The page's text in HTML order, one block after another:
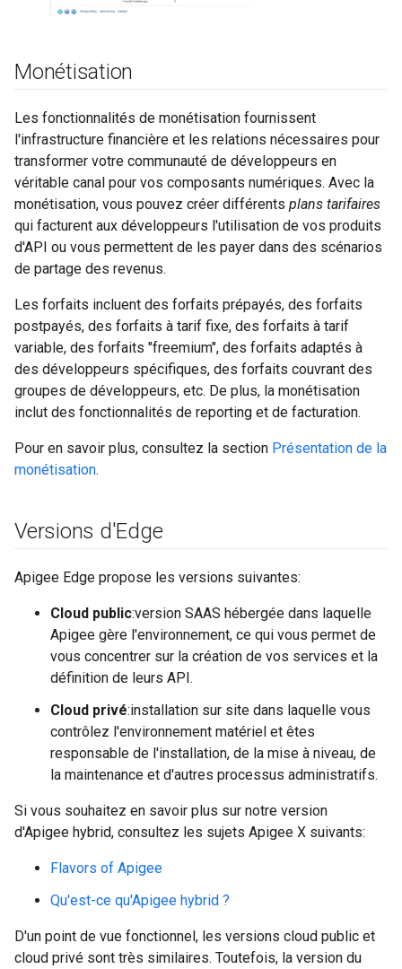
Monétisation
Les fonctionnalités de monétisation fournissent
l'infrastructure financière et les relations nécessaires pour
transformer votre communauté de développeurs en
véritable canal pour vos composants numériques. Avec la
monétisation, vous pouvez créer différents plans tarifaires
qui facturent aux développeurs l'utilisation de vos produits
d'API ou vous permettent de les payer dans des scénarios
de partage des revenus.
Les forfaits incluent des forfaits prépayés, des forfaits
postpayés, des forfaits à tarif fixe, des forfaits à tarif
variable, des forfaits "freemium", des forfaits adaptés à
des développeurs spécifiques, des forfaits couvrant des
groupes de développeurs, etc. De plus, la monétisation
inclut des fonctionnalités de reporting et de facturation.
Pour en savoir plus, consultez la section Présentation de la
monétisation.
Versions d'Edge
Apigee Edge propose les versions suivantes:
Cloud public:version SAAS hébergée dans laquelle
Apigee gère l'environnement, ce qui vous permet de
vous concentrer sur la création de vos services et la
définition de leurs API.
Cloud privé:installation sur site dans laquelle vous
contrôlez l'environnement matériel et êtes
responsable de l'installation, de la mise à niveau, de
la maintenance et d'autres processus administratifs.
Si vous souhaitez en savoir plus sur notre version
d'Apigee hybrid, consultez les sujets Apigee X suivants:
Flavors of Apigee
Qu'est-ce qu'Apigee hybrid ?
D'un point de vue fonctionnel, les versions cloud public et
cloud privé sont très similaires. Toutefois, la version du